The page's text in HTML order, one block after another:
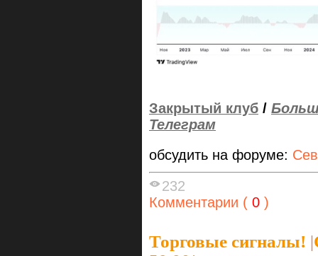
Закрытый клуб /
Телеграм
обсудить на форуме:
232
Комментарии ( 0 )
Торговые сигналы! |